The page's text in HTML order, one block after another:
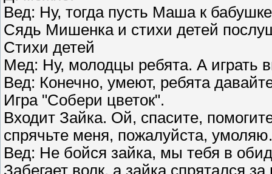
Вед: Ну, тогда пусть Маша к
Сядь Мишенка и стихи детей
Стихи детей
Мед: Ну, молодцы ребята. А играть
Вед: Конечно, умеют, ребята
Игра "Собери цветок".
Входит Зайка. Ой, спасите,
спрячьте меня, пожалуйста, умоляю.
Вед: Не бойся зайка, мы тебя в
Забегает волк, а зайка спрятался